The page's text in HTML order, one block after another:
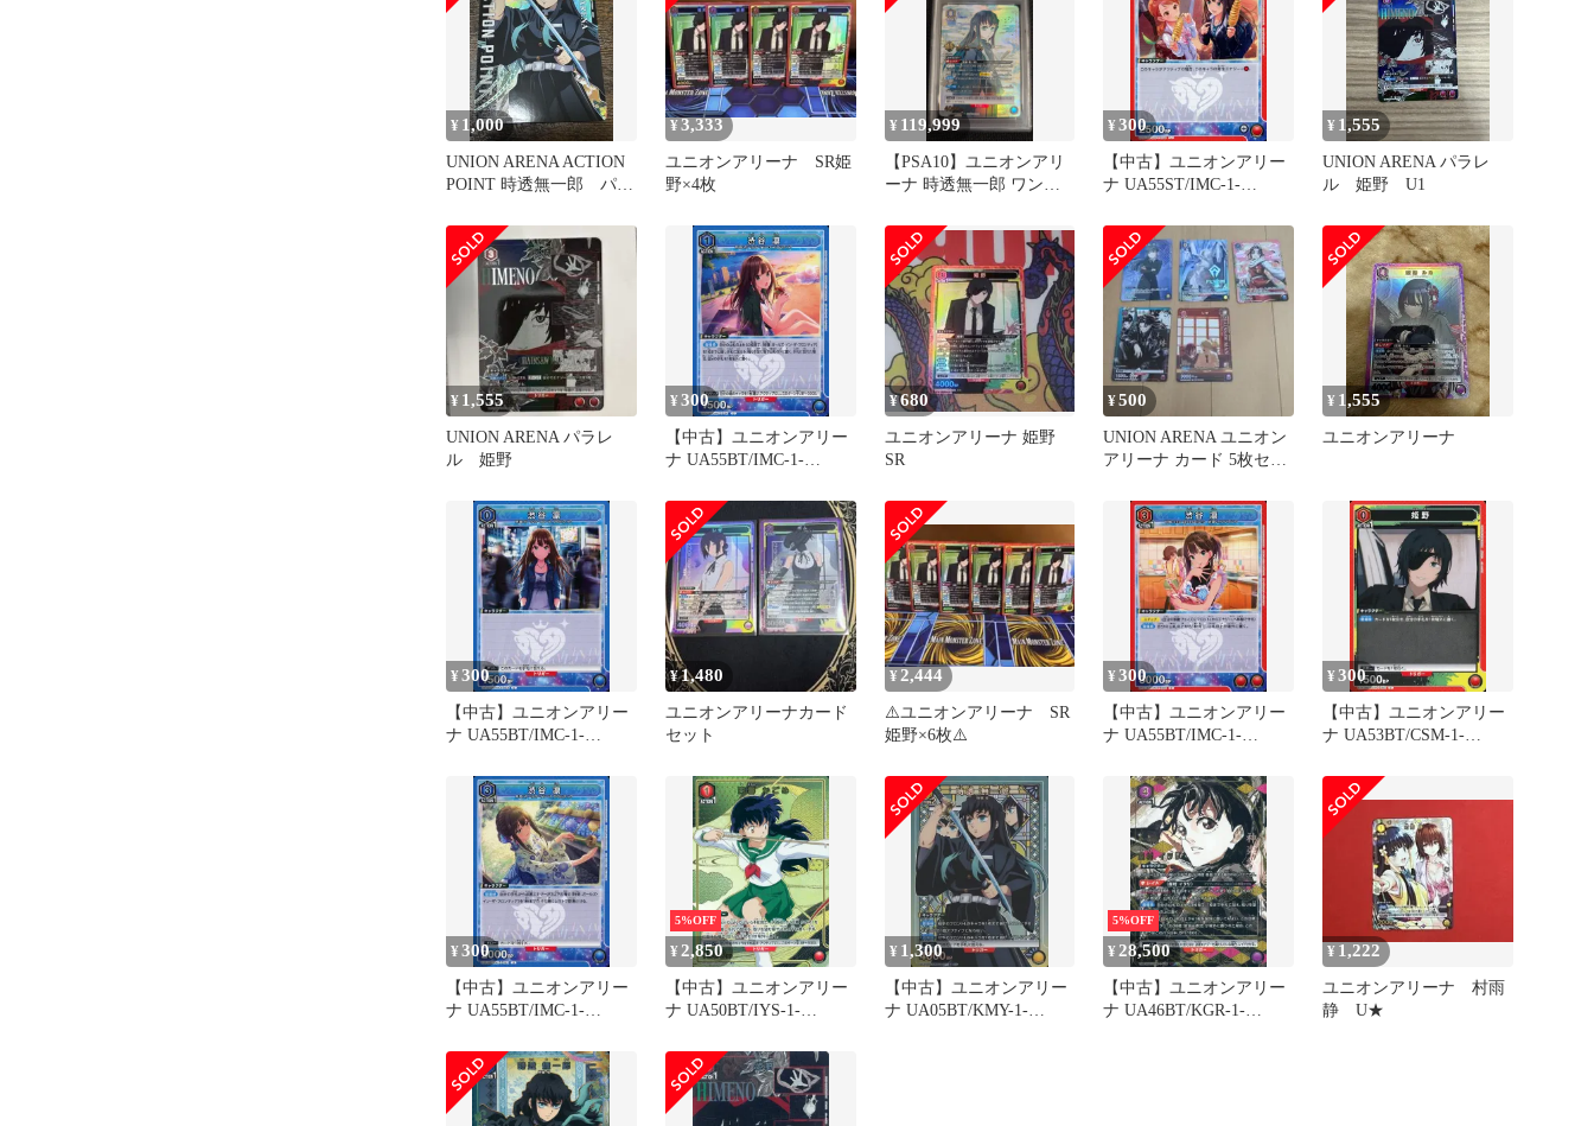
¥ 1,000
UNION ARENA ACTION
POINT 時透無一郎 パラ
¥3,333
ユニオンアリーナ SR姫
野×4枚
¥ 119,999
【PSA10】ユニオンアリ
ーナ 時透無一郎 ワンバ
の刃
¥300
【中古】ユニオンアリー
ナ UA55ST/IMC-1-
¥ 1,555
UNION ARENA パラレ
ル 姫野 U1
¥ 1,555
UNION ARENA パラレ
ル 姫野
¥300
【中古】ユニオンアリー
ナ UA55BT/IMC-1-
¥680
ユニオンアリーナ 姫野
SR
¥500
UNION ARENA ユニオン
アリーナ カード 5枚セッ
¥ 1,555
ユニオンアリーナ
¥300
【中古】ユニオンアリー
ナ UA55BT/IMC-1-
¥1,480
ユニオンアリーナカード
セット
¥ 2,444
⚠️ユニオンアリーナ SR
姫野×6枚⚠️
¥300
【中古】ユニオンアリー
ナ UA55BT/IMC-1-
¥300
【中古】ユニオンアリー
ナ UA53BT/CSM-1-
¥300
【中古】ユニオンアリー
ナ UA55BT/IMC-1-
5%OFF
¥ 2,850
【中古】ユニオンアリー
ナ UA50BT/IYS-1-
ごめ
¥ 1,300
【中古】ユニオンアリー
ナ UA05BT/KMY-1-
5%OFF
¥ 28,500
【中古】ユニオンアリー
ナ UA46BT/KGR-1-
¥ 1,222
ユニオンアリーナ 村雨
静 U★